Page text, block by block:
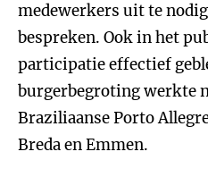
medewerkers uit te
bespreken. Ook in het
participatie effectief
burgerbegroting werkte
Braziliaanse Porto
Breda en Emmen.